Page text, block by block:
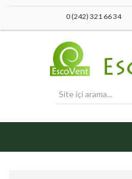
0 (242) 321 66 34